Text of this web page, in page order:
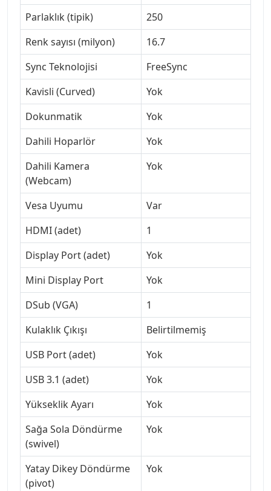
Parlaklık (tipik)
250
Renk sayısı (milyon)
16.7
Sync Teknolojisi
FreeSync
Kavisli (Curved)
Yok
Dokunmatik
Yok
Dahili Hoparlör
Yok
Dahili Kamera
(Webcam)
Yok
Vesa Uyumu
Var
HDMI (adet)
1
Display Port (adet)
Yok
Mini Display Port
Yok
DSub (VGA)
1
Kulaklık Çıkışı
Belirtilmemiş
USB Port (adet)
Yok
USB 3.1 (adet)
Yok
Yükseklik Ayarı
Yok
Sağa Sola Döndürme
(swivel)
Yok
Yatay Dikey Döndürme
(pivot)
Yok